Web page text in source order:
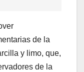
de la
y limo, que,
de la